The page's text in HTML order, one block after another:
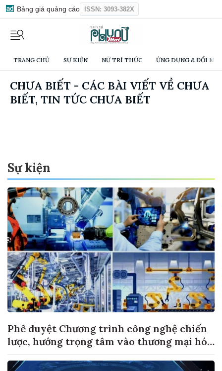
Bảng giá quảng cáo ISSN: 3093-382X
TRANG CHỦ SỰ KIỆN NỮ TRÍ THỨC ỨNG DỤNG & ĐỔI
CHƯA BIẾT - CÁC BÀI VIẾT VỀ CHƯA
BIẾT, TIN TỨC CHƯA BIẾT
Sự kiện
Phê duyệt Chương trình công nghệ chiến
lược, hướng trọng tâm vào thương mại hóa